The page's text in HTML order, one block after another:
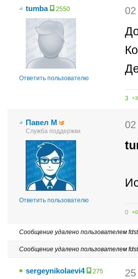
tumba 2550
Ответить пользователю
3 +3
Павел М
Служба поддержки
Ответить пользователю
0 +0
Сообщение удалено пользователем
Сообщение удалено пользователем
sergeynikolaevi4 275